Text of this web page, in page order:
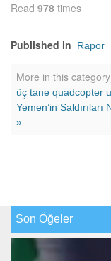
Read 978 times
Published in Rapor
More in this
üç tane quadcopter
Yemen’in
»
Son Öğeler